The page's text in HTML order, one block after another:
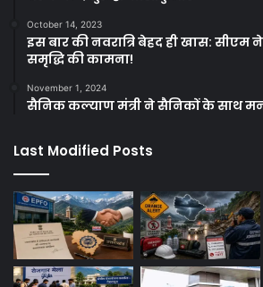
October 14, 2023
इस बार की नवरात्रि बेहद ही खास:
समृद्धि की कामना!
November 1, 2024
सैनिक कल्याण मंत्री ने सैनिकों के साथ
Last Modified Posts